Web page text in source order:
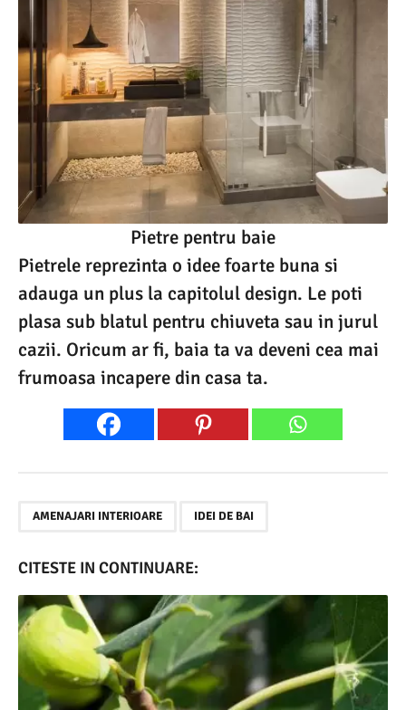
Pietre pentru baie
Pietrele reprezinta o idee foarte buna si
adauga un plus la capitolul design. Le poti
plasa sub blatul pentru chiuveta sau in jurul
cazii. Oricum ar fi, baia ta va deveni cea mai
frumoasa incapere din casa ta.
AMENAJARI INTERIOARE IDEI DE BAI
CITESTE IN CONTINUARE: